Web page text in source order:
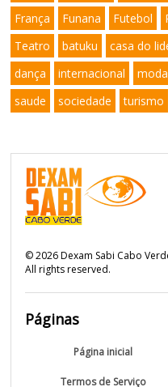
França
Funana Futebol
Teatro
batuku casa do
dança
internacional moda
saude
sociedade turismo
©2026Dexam Sabi Cabo
All rights reserved.
Páginas
Página inicial
Termos de Serviço